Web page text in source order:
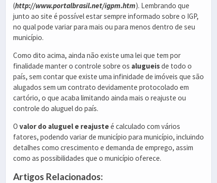
(http://www.portalbrasil.net/igpm.htm). Lembrando que
junto ao site é possível estar sempre informado sobre o IGP,
no qual pode variar para mais ou para menos dentro de seu
município.
Como dito acima, ainda não existe uma lei que tem por
finalidade manter o controle sobre os alugueisde todo o
país, sem contar que existe uma infinidade de imóveis que são
alugados sem um contrato devidamente protocolado em
cartório, o que acaba limitando ainda mais o reajuste ou
controle do aluguel do país.
O valor do aluguel e reajusteé calculado com vários
fatores, podendo variar de município para município, incluindo
detalhes como crescimento e demanda de emprego, assim
como as possibilidades que o município oferece.
Artigos Relacionados: